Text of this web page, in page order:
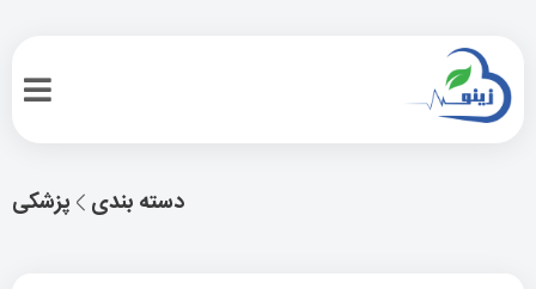
پزشکی دسته بندی